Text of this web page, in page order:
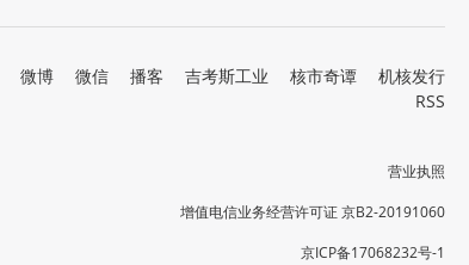
微博 微信 播客 吉考斯工业 核市奇谭
机核发行
RSS
营业执照
增值电信业务经营许可证 京B2-20191060
京ICP备17068232号-1